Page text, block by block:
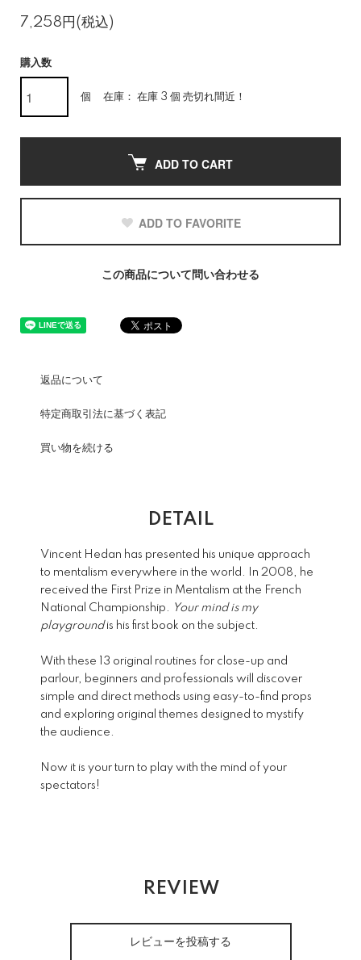
7,258円(税込)
購入数
個 在庫： 在庫 3 個 売切れ間近！
ADD TO CART
ADD TO FAVORITE
この商品について問い合わせる
返品について
特定商取引法に基づく表記
買い物を続ける
DETAIL
Vincent Hedan has presented his unique approach
to mentalism everywhere in the world. In 2008, he
received the First Prize in Mentalism at the French
National Championship.
Your mind is my
playgroundis his first book on the subject.
With these 13 original routines for close-up and
parlour, beginners and professionals will discover
simple and direct methods using easy-to-find props
and exploring original themes designed to mystify
the audience.
Now it is your turn to play with the mind of your
spectators!
REVIEW
レビューを投稿する